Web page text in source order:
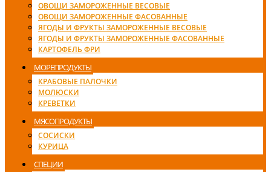
ОВОЩИ ЗАМОРОЖЕННЫЕ ВЕСОВЫЕ
ОВОЩИ ЗАМОРОЖЕННЫЕ ФАСОВАННЫЕ
ЯГОДЫ И ФРУКТЫ ЗАМОРОЖЕННЫЕ ВЕСОВЫЕ
ЯГОДЫ И ФРУКТЫ ЗАМОРОЖЕННЫЕ ФАСОВАННЫЕ
КАРТОФЕЛЬ ФРИ
МОРЕПРОДУКТЫ
КРАБОВЫЕ ПАЛОЧКИ
МОЛЮСКИ
КРЕВЕТКИ
МЯСОПРОДУКТЫ
СОСИСКИ
КУРИЦА
СПЕЦИИ